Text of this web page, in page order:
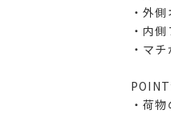
・外
・内
・マ
・荷